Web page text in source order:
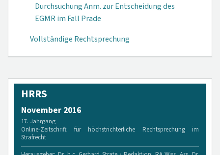
Durchsuchung Anm. zur Entscheidung des
EGMR im Fall Prade
Vollständige Rechtsprechung
HRRS
November 2016
17. Jahrgang
Online-Zeitschrift für höchstrichterliche Rechtsprechung im
Strafrecht